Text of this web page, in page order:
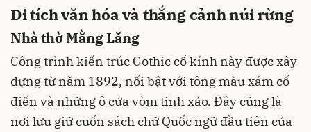
Di tích văn hóa và thắng cảnh núi rừng
Nhà thờ Mằng Lăng
Công trình kiến trúc Gothic cổ kính này được xây
dựng từ năm 1892, nổi bật với tông màu xám cổ
điển và những ô cửa vòm tinh xảo. Đây cũng là
nơi lưu giữ cuốn sách chữ Quốc ngữ đầu tiên của